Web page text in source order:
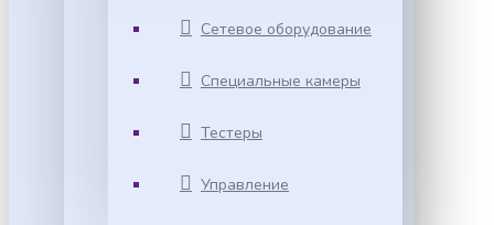
Сетевое оборудование
Специальные камеры
Тестеры
Управление